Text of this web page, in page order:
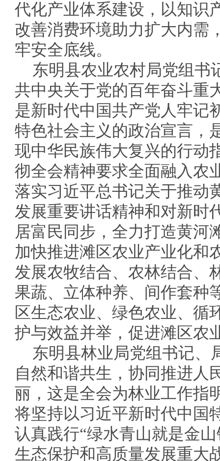
代化产业体系建设，以知识
改善消费环境助力扩大内需
牢安全底线。
东明县农业农村局党组书
共中央关于党的百年奋斗重
是新时代中国共产党人牢记
特色社会主义的政治宣言，
现中华民族伟大复兴的行动
彻全会精神要求全面融入农
落实习近平总书记关于推动
发展重要讲话精神和对新时
居富民同步，全力打造黄河
加快推进滩区农业产业化和
发展农牧结合、农林结合、
果蔬、立体种养、间作套种
区生态农业、绿色农业、循
护与效益并举，促进滩区农
东明县林业局党组书记、
自然和谐共生，协同推进人
丽，这是全会为林业工作指
将坚持以习近平新时代中国
认真践行“绿水青山就是金
生态保护和高质量发展重大